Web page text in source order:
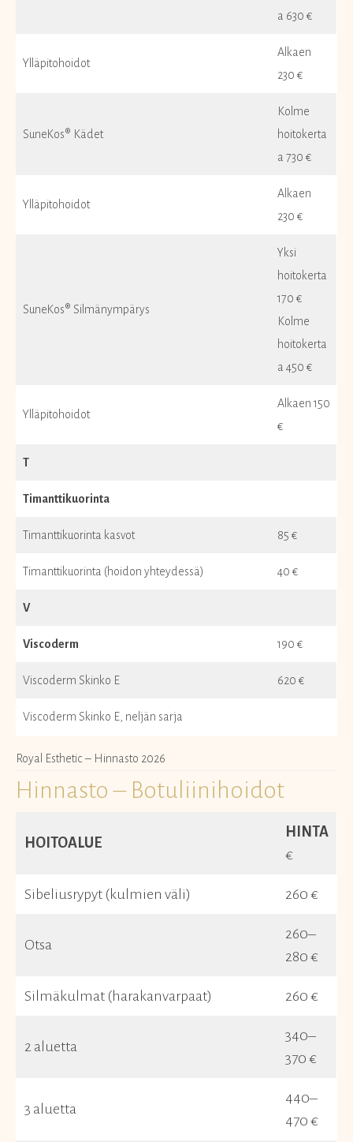
a 630 €
Ylläpitohoidot
Alkaen
230 €
SuneKos® Kädet
Kolme
hoitokerta
a 730 €
Ylläpitohoidot
Alkaen
230 €
SuneKos® Silmänympärys
Yksi
hoitokerta
170 €
Kolme
hoitokerta
a 450 €
Ylläpitohoidot
Alkaen 150
€
T
Timanttikuorinta
Timanttikuorinta kasvot 85 €
Timanttikuorinta (hoidon yhteydessä) 40 €
V
Viscoderm 190 €
Viscoderm Skinko E 620 €
Viscoderm Skinko E, neljän sarja
Royal Esthetic – Hinnasto 2026
Hinnasto – Botuliinihoidot
HOITOALUE
HINTA
€
Sibeliusrypyt (kulmien väli) 260 €
Otsa
260–
280 €
Silmäkulmat (harakanvarpaat) 260 €
2 aluetta
340–
370 €
3 aluetta
440–
470 €